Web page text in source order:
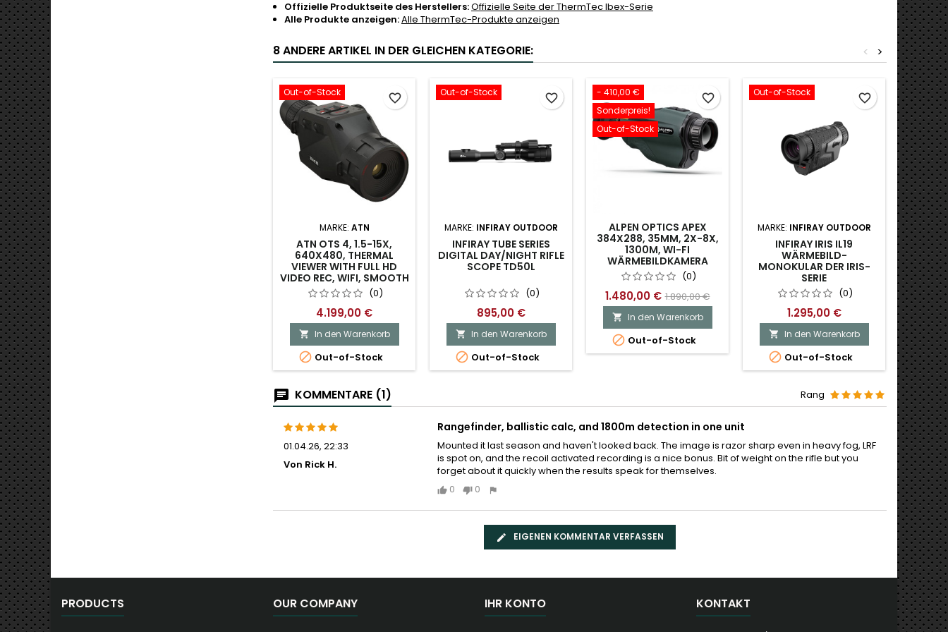
Offizielle Produktseite des Herstellers:Offizielle Seite der ThermTec Ibex-Serie
Alle Produkte anzeigen:Alle ThermTec-Produkte anzeigen
8 ANDERE ARTIKEL IN DER GLEICHEN KATEGORIE: >
<
Out-of-Stock
MARKE: ATN
ATN OTS 4, 1.5-15X,
640X480, THERMAL
VIEWER WITH FULL HD
VIDEO REC, WIFI, SMOOTH
ZOOM
(0)
4.199,00 €
 In den Warenkorb
 Out-of-Stock
favorite_border Out-of-Stock
MARKE: INFIRAY OUTDOOR
INFIRAY TUBE SERIES
DIGITAL DAY/NIGHT RIFLE
SCOPE TD50L
(0)
895,00 €
 In den Warenkorb
 Out-of-Stock
favorite_border
- 410,00 €
Sonderpreis!
Out-of-Stock
ALPEN OPTICS APEX
384X288, 35MM, 2X-8X,
1300M, WI-FI
WÄRMEBILDKAMERA
(0)
1.480,00 € 1.890,00 €
 In den Warenkorb
 Out-of-Stock
favorite_border Out-of-Stock
MARKE: INFIRAY OUTDOOR
INFIRAY IRIS IL19
WÄRMEBILD-
MONOKULAR DER IRIS-
SERIE
(0)
1.295,00 €
 In den Warenkorb
 Out-of-Stock
favorite_border Out-of-
MARKE:


KOMMENTARE (1) Rang
01.04.26, 22:33
Von Rick H.
Rangefinder, ballistic calc, and 1800m detection in one unit
Mounted it last season and haven't looked back. The image is razor sharp even in heavy fog, LRF
is spot on, and the recoil activated recording is a nice bonus. Bit of weight on the rifle but you
forget about it quickly when the results speak for themselves.
0
0
EIGENEN KOMMENTAR VERFASSEN
PRODUCTS OUR COMPANY IHR KONTO KONTAKT